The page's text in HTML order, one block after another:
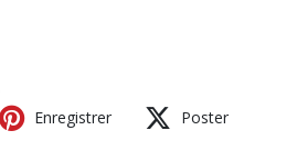
Enregistrer Poster